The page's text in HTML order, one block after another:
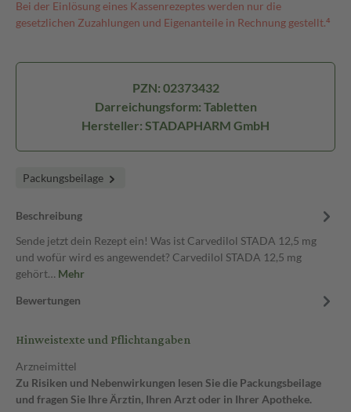
Bei der Einlösung eines Kassenrezeptes werden nur die
gesetzlichen Zuzahlungen und Eigenanteile in Rechnung gestellt.⁴
PZN: 02373432
Darreichungsform: Tabletten
Hersteller: STADAPHARM GmbH
Packungsbeilage
Beschreibung
Sende jetzt dein Rezept ein! Was ist Carvedilol STADA 12,5 mg
und wofür wird es angewendet? Carvedilol STADA 12,5 mg
gehört… Mehr
Bewertungen
Hinweistexte und Pflichtangaben
Arzneimittel
Zu Risiken und Nebenwirkungen lesen Sie die Packungsbeilage
und fragen Sie Ihre Ärztin, Ihren Arzt oder in Ihrer Apotheke.